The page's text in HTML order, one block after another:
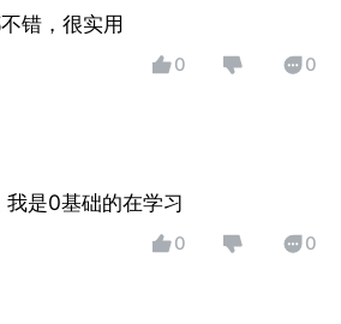
错，很实用
0 0
我是0基础的在学习
0 0